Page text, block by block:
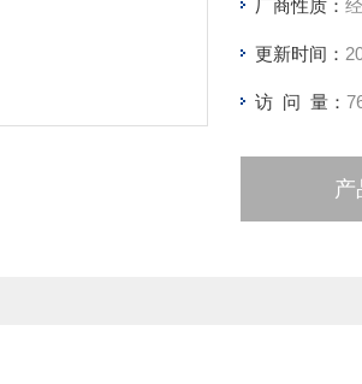
厂商性质：
更新时间：
访 问 量：
产